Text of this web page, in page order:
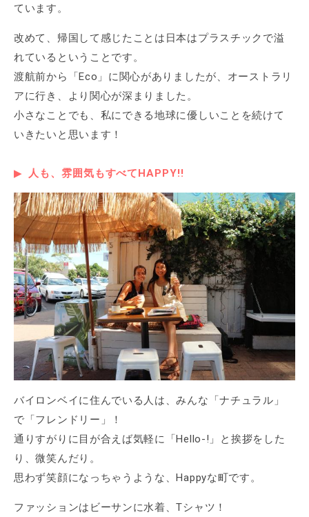
ています。
改めて、帰国して感じたことは日本はプラスチックで溢
れているということです。
渡航前から「Eco」に関心がありましたが、オーストラリ
アに行き、より関心が深まりました。
小さなことでも、私にできる地球に優しいことを続けて
いきたいと思います！
人も、雰囲気もすべてHAPPY!!
バイロンベイに住んでいる人は、みんな「ナチュラル」
で「フレンドリー」！
通りすがりに目が合えば気軽に「Hello-!」と挨拶をした
り、微笑んだり。
思わず笑顔になっちゃうような、Happyな町です。
ファッションはビーサンに水着、Tシャツ！